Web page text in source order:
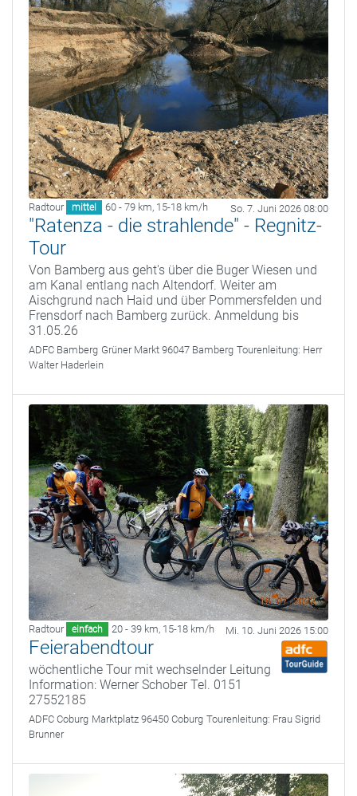
Radtour mittel 60 - 79 km, 15-18 km/h So. 7. Juni 2026 08:00
"Ratenza - die strahlende" - Regnitz-
Tour
Von Bamberg aus geht's über die Buger Wiesen und
am Kanal entlang nach Altendorf. Weiter am
Aischgrund nach Haid und über Pommersfelden und
Frensdorf nach Bamberg zurück. Anmeldung bis
31.05.26
ADFC Bamberg Grüner Markt 96047 Bamberg Tourenleitung: Herr
Walter Haderlein
Radtour einfach 20 - 39 km, 15-18 km/h Mi. 10. Juni 2026 15:00
Feierabendtour
wöchentliche Tour mit wechselnder Leitung
Information: Werner Schober Tel. 0151
27552185
ADFC Coburg Marktplatz 96450 Coburg Tourenleitung: Frau Sigrid
Brunner